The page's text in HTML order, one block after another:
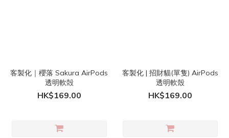
客製化｜櫻落 Sakura AirPods
透明軟殻
HK$169.00
客製化 | 招財貓(單隻) AirPods
透明軟殼
HK$169.00